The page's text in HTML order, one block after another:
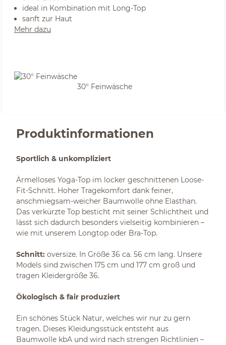
ideal in Kombination mit Long-Top
sanft zur Haut
Mehr dazu
30° Feinwäsche
Produktinformationen
Sportlich & unkompliziert
Ärmelloses Yoga-Top im locker geschnittenen Loose-
Fit-Schnitt. Hoher Tragekomfort dank feiner,
anschmiegsam-weicher Baumwolle ohne Elasthan.
Das verkürzte Top besticht mit seiner Schlichtheit und
lässt sich dadurch besonders vielseitig kombinieren –
wie mit unserem Longtop oder Bra-Top.
Schnitt: oversize. In Größe 36 ca. 56 cm lang. Unsere
Models sind zwischen 175 cm und 177 cm groß und
tragen Kleidergröße 36.
Ökologisch & fair produziert
Ein schönes Stück Natur, welches wir nur zu gern
tragen. Dieses Kleidungsstück entsteht aus
Baumwolle kbA und wird nach strengen Richtlinien –